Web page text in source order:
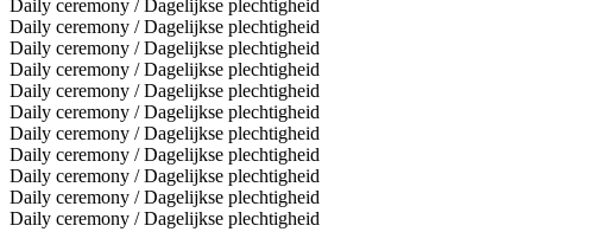
Daily ceremony / Dagelijkse plechtigheid
Daily ceremony / Dagelijkse plechtigheid
Daily ceremony / Dagelijkse plechtigheid
Daily ceremony / Dagelijkse plechtigheid
Daily ceremony / Dagelijkse plechtigheid
Daily ceremony / Dagelijkse plechtigheid
Daily ceremony / Dagelijkse plechtigheid
Daily ceremony / Dagelijkse plechtigheid
Daily ceremony / Dagelijkse plechtigheid
Daily ceremony / Dagelijkse plechtigheid
Daily ceremony / Dagelijkse plechtigheid